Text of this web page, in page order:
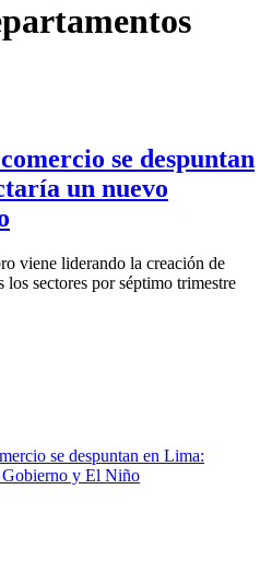
se despuntan
un nuevo
viene liderando la creación de
los sectores por séptimo trimestre